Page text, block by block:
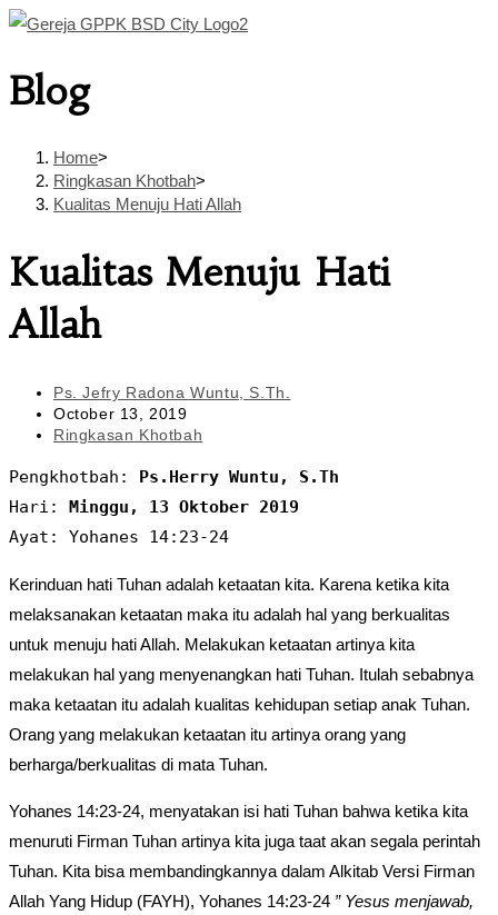
Skip
content
Blog
Home>
Ringkasan Khotbah>
Kualitas Menuju Hati Allah
Kualitas Menuju Hati
Allah
Post
author:
Ps. Jefry Radona Wuntu, S.Th.
Post
published:
October 13, 2019
Post
Ringkasan Khotbah
Pengkhotbah:
Ps.Herry Wuntu, S.Th
Hari:
Minggu, 13 Oktober 2019
Ayat: Yohanes 14:23-24
Kerinduan hati Tuhan adalah ketaatan kita. Karena ketika kita
melaksanakan ketaatan maka itu adalah hal yang berkualitas
untuk menuju hati Allah. Melakukan ketaatan artinya kita
melakukan hal yang menyenangkan hati Tuhan. Itulah sebabnya
maka ketaatan itu adalah kualitas kehidupan setiap anak Tuhan.
Orang yang melakukan ketaatan itu artinya orang yang
berharga/berkualitas di mata Tuhan.
Yohanes 14:23-24, menyatakan isi hati Tuhan bahwa ketika kita
menuruti Firman Tuhan artinya kita juga taat akan segala perintah
Tuhan. Kita bisa membandingkannya dalam Alkitab Versi Firman
Allah Yang Hidup (FAYH), Yohanes 14:23-24 ” Yesus menjawab,